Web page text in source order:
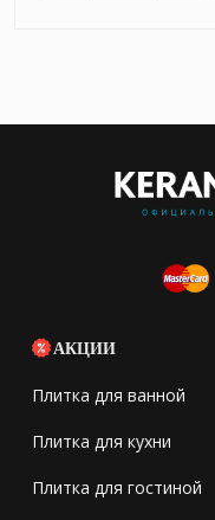
АКЦИИ
Плитка для ванной
Плитка для кухни
Плитка для гостиной